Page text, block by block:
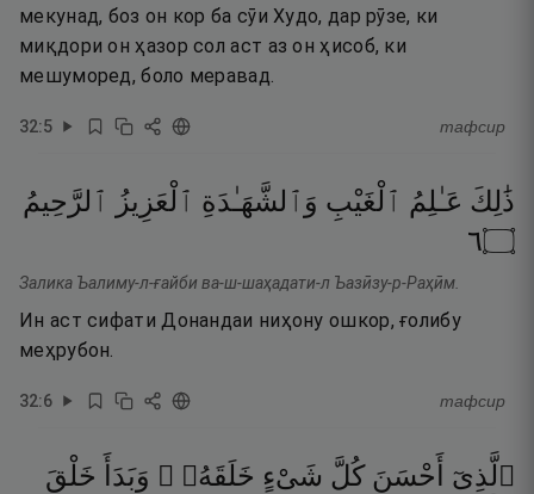
мекунад, боз он кор ба сӯи Худо, дар рӯзе, ки
миқдори он ҳазор сол аст аз он ҳисоб, ки
мешуморед, боло меравад.
32:5 тафсир
ذَٰلِكَ عَـٰلِمُ ٱلْغَيْبِ وَٱلشَّهَـٰدَةِ ٱلْعَزِيزُ ٱلرَّحِيمُ
۝٦
Залика Ъалиму-л-ғайби ва-ш-шаҳадати-л Ъазӣзу-р-Раҳӣм.
Ин аст сифати Донандаи ниҳону ошкор, ғолибу
меҳрубон.
32:6 тафсир
ٱلَّذِىٓ أَحْسَنَ كُلَّ شَىْءٍ خَلَقَهُۥ ۖ وَبَدَأَ
خَلْقَ